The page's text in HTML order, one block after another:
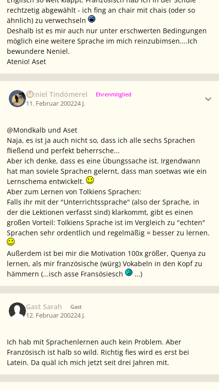
rechtzetig abgewählt - ich fing an chair mit chais (oder so
ähnlich) zu verwechseln
Deshalb ist es mir auch nur unter erschwerten Bedingungen
möglich eine weitere Sprache im mich reinzubimsen....Ich
bewundere Neniel.
Atenio! Aset
Neniel Tindómerel Ehrenmitglied
11. Februar 200224 J.
@Mondkalb und Aset
Naja, es ist ja auch nicht so, dass ich alle sechs Sprachen
fließend und perfekt beherrsche...
Aber ich denke, dass es eine Übungssache ist. Irgendwann
hat man soviele Sprachen gelernt, dass man soetwas wie ein
Lernschema entwickelt.
Aber zum Lernen von Tolkiens Sprachen:
Falls ihr mit der "Unterrichtssprache" (also der Sprache, in
der die Lektionen verfasst sind) klarkommt, gibt es einen
großen Vorteil: Tolkiens Sprache ist im Vergleich zu "echten"
Sprachen sehr ordentlich und regelmäßig = besser zu lernen.
Außerdem ist bei mir die Motivation 100x größer, Quenya zu
lernen, als mir französische (würg) Vokabeln in den Kopf zu
hämmern (...isch asse Fransösiesch ...)
Gast Sarah Gast
12. Februar 200224 J.
Ich hab mit Sprachenlernen auch kein Problem. Aber
Französisch ist halb so wild. Richtig fies wird es erst bei
Latein. Da quäl ich mich jetzt seit drei Jahren mit.